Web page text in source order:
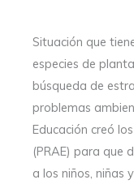
Situación que
especies de
búsqueda de
problemas
Educación creó
(PRAE) para que
a los niños, niñas